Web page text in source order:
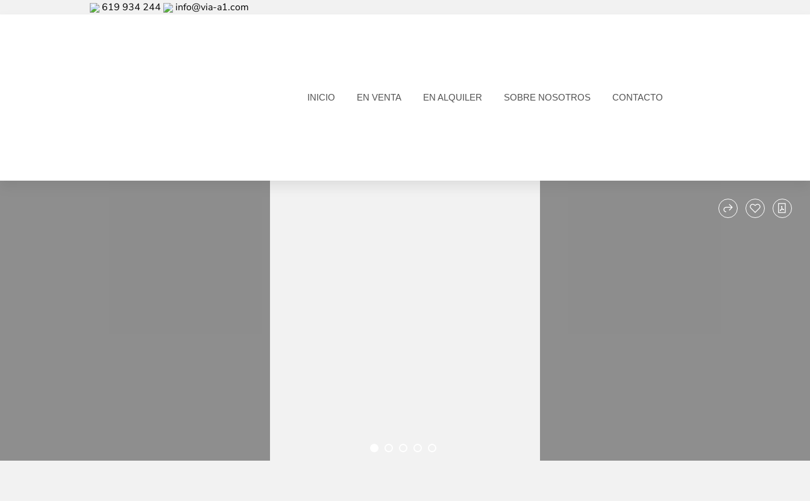
619 934 244 info@via-a1.com
INICIO EN VENTA EN ALQUILER SOBRE NOSOTROS CONTACTO